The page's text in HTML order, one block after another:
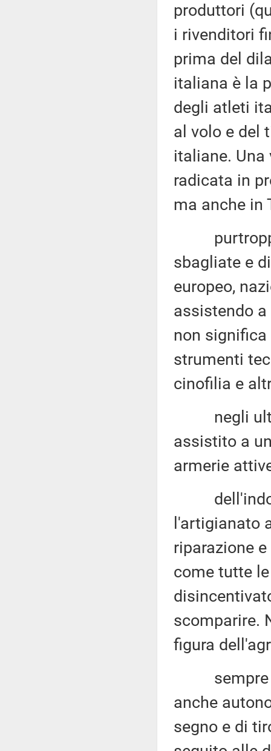
produttori
i rivenditori
prima del
italiana è la
degli atleti
al volo e del
italiane. Una
radicata in
ma anche in
purtroppo,
sbagliate e
europeo,
assistendo
non
strumenti
cinofilia e
negli
assistito a
armerie
l'artigianato
riparazione
come tutte
scomparire.
figura
sempre
anche
segno e di